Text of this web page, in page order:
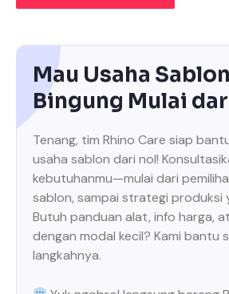
Mau Usaha
Bingung Mulai
Tenang, tim Rhino Care siap
usaha sablon dari nol!
kebutuhanmu—mulai dari
sablon, sampai strategi produksi
Butuh panduan alat, info harga,
dengan modal kecil? Kami bantu
langkahnya.